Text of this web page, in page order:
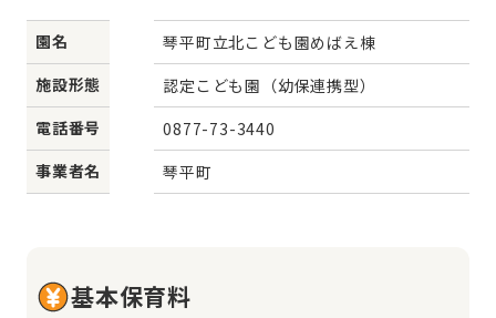
園名
琴平町立北こども園めばえ棟
施設形態
認定こども園（幼保連携型）
電話番号
0877-73-3440
事業者名
琴平町
基本保育料